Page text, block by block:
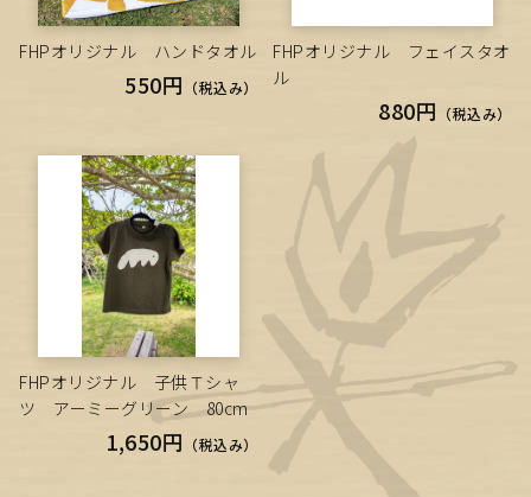
FHPオリジナル ハンドタオル
550円 （税込み）
FHPオリジナル フェイスタオ
ル
880円 （税込み）
FHPオリジナル 子供Ｔシャ
ツ アーミーグリーン 80cm
1,650円 （税込み）